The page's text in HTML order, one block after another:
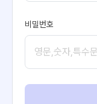
비밀번호